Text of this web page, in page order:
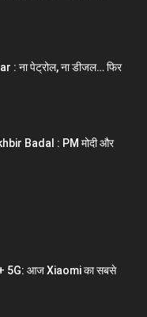
: ना पेट्रोल, ना डीजल… फिर
Badal : PM मोदी और
5G: आज Xiaomi का सबसे